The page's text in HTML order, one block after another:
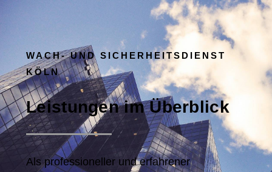
WACH- UND SICHERHEITSDIENST
KÖLN
Leistungen im Überblick
Als professioneller und erfahrener